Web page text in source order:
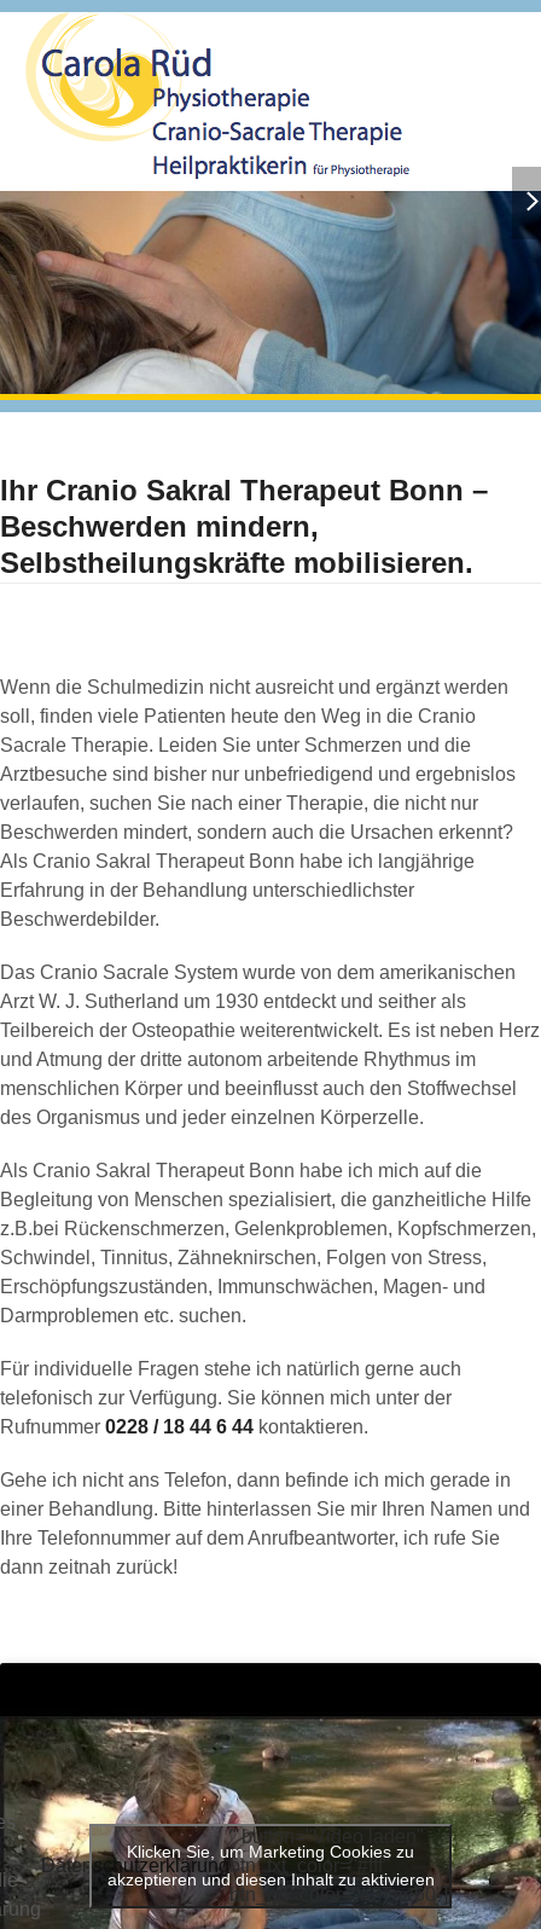
Open
mobile
menu
Close
mobile
menu
Ihr Cranio Sakral Therapeut Bonn –
Beschwerden mindern,
Selbstheilungskräfte mobilisieren.
Wenn die Schulmedizin nicht ausreicht und ergänzt werden
soll, finden viele Patienten heute den Weg in die Cranio
Sacrale Therapie. Leiden Sie unter Schmerzen und die
Arztbesuche sind bisher nur unbefriedigend und ergebnislos
verlaufen, suchen Sie nach einer Therapie, die nicht nur
Beschwerden mindert, sondern auch die Ursachen erkennt?
Als Cranio Sakral Therapeut Bonn habe ich langjährige
Erfahrung in der Behandlung unterschiedlichster
Beschwerdebilder.
Das Cranio Sacrale System wurde von dem amerikanischen
Arzt W. J. Sutherland um 1930 entdeckt und seither als
Teilbereich der Osteopathie weiterentwickelt. Es ist neben Herz
und Atmung der dritte autonom arbeitende Rhythmus im
menschlichen Körper und beeinflusst auch den Stoffwechsel
des Organismus und jeder einzelnen Körperzelle.
Als Cranio Sakral Therapeut Bonn habe ich mich auf die
Begleitung von Menschen spezialisiert, die ganzheitliche Hilfe
z.B.bei Rückenschmerzen, Gelenkproblemen, Kopfschmerzen,
Schwindel, Tinnitus, Zähneknirschen, Folgen von Stress,
Erschöpfungszuständen, Immunschwächen, Magen- und
Darmproblemen etc. suchen.
Für individuelle Fragen stehe ich natürlich gerne auch
telefonisch zur Verfügung. Sie können mich unter der
Rufnummer 0228 / 18 44 6 44 kontaktieren.
Gehe ich nicht ans Telefon, dann befinde ich mich gerade in
einer Behandlung. Bitte hinterlassen Sie mir Ihren Namen und
Ihre Telefonnummer auf dem Anrufbeantworter, ich rufe Sie
dann zeitnah zurück!
Datenschutzerklärung
" button="Video laden"
btn_txt_color="#fff"
btn_bg_color="#27ae60"]
Klicken Sie, um Marketing Cookies zu
akzeptieren und diesen Inhalt zu aktivieren